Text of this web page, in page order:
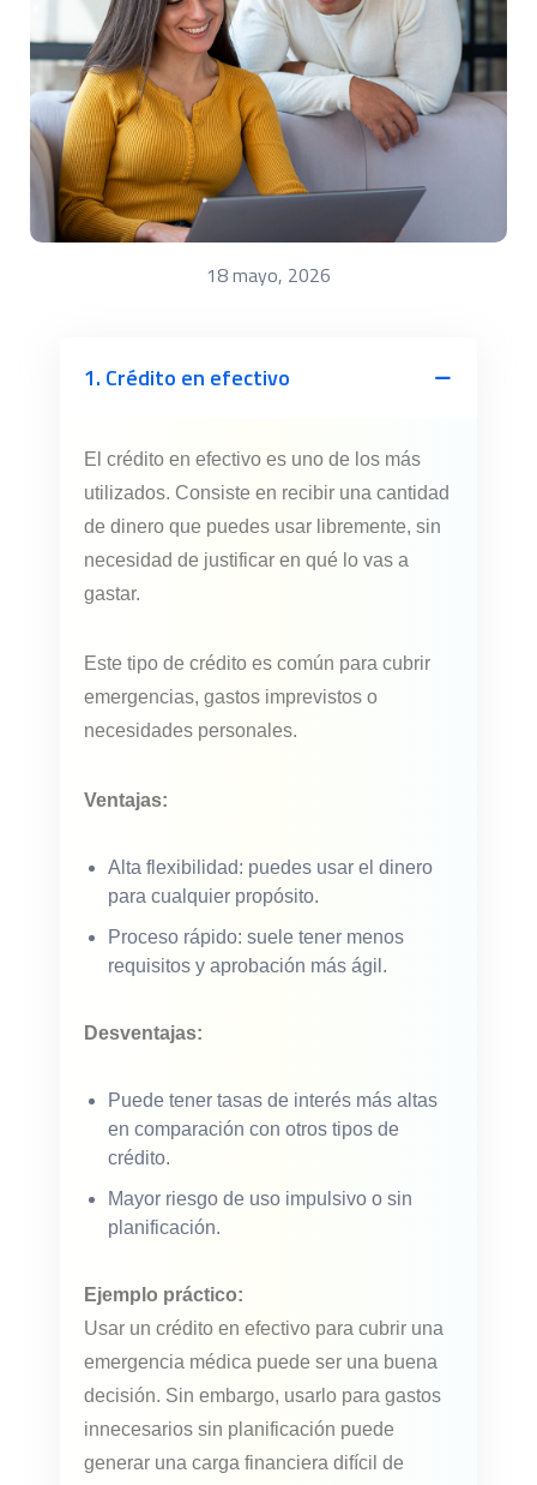
18 mayo, 2026
1. Crédito en efectivo
El crédito en efectivo es uno de los más
utilizados. Consiste en recibir una cantidad
de dinero que puedes usar libremente, sin
necesidad de justificar en qué lo vas a
gastar.
Este tipo de crédito es común para cubrir
emergencias, gastos imprevistos o
necesidades personales.
Ventajas:
Alta flexibilidad: puedes usar el dinero
para cualquier propósito.
Proceso rápido: suele tener menos
requisitos y aprobación más ágil.
Desventajas:
Puede tener tasas de interés más altas
en comparación con otros tipos de
crédito.
Mayor riesgo de uso impulsivo o sin
planificación.
Ejemplo práctico:
Usar un crédito en efectivo para cubrir una
emergencia médica puede ser una buena
decisión. Sin embargo, usarlo para gastos
innecesarios sin planificación puede
generar una carga financiera difícil de